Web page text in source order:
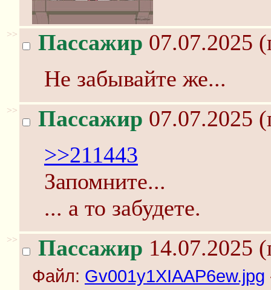
>> Пассажир 07.07.2025
Не забывайте же...
>> Пассажир 07.07.2025
>>211443
Запомните...
... а то забудете.
>> Пассажир 14.07.2025
Файл: Gv001y1XIAAP6ew.jpg